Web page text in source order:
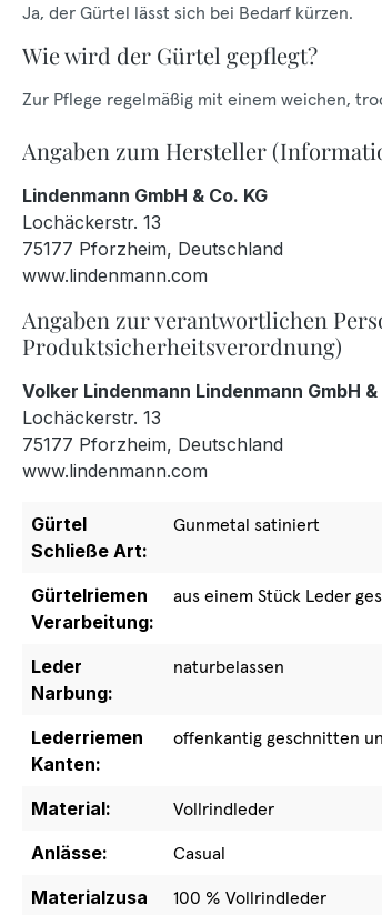
Ja, der Gürtel lässt sich bei Bedarf kürzen.
Wie wird der Gürtel gepflegt?
Zur Pflege regelmäßig mit einem weichen,
Angaben zum Hersteller
Lindenmann GmbH & Co. KG
Lochäckerstr. 13
75177 Pforzheim, Deutschland
www.lindenmann.com
Angaben zur verantwortlichen
Produktsicherheitsverordnung)
Volker Lindenmann Lindenmann GmbH &
Lochäckerstr. 13
75177 Pforzheim, Deutschland
www.lindenmann.com
Gürtel
Schließe Art:
Gunmetal satiniert
Gürtelriemen
Verarbeitung:
aus einem Stück Leder
Leder
Narbung:
naturbelassen
Lederriemen
Kanten:
offenkantig geschnitten
Material:
Vollrindleder
Anlässe:
Casual
Materialzusa
100 % Vollrindleder